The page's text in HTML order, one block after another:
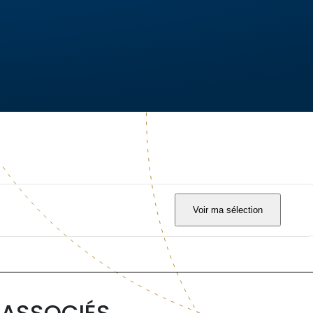
Voir ma sélection